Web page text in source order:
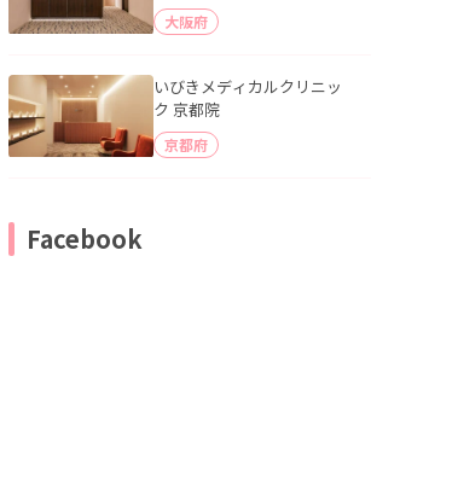
大阪府
いびきメディカルクリニッ
ク 京都院
京都府
Facebook